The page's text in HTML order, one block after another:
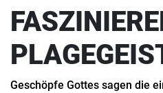
Geschöpfe Gottes sagen die